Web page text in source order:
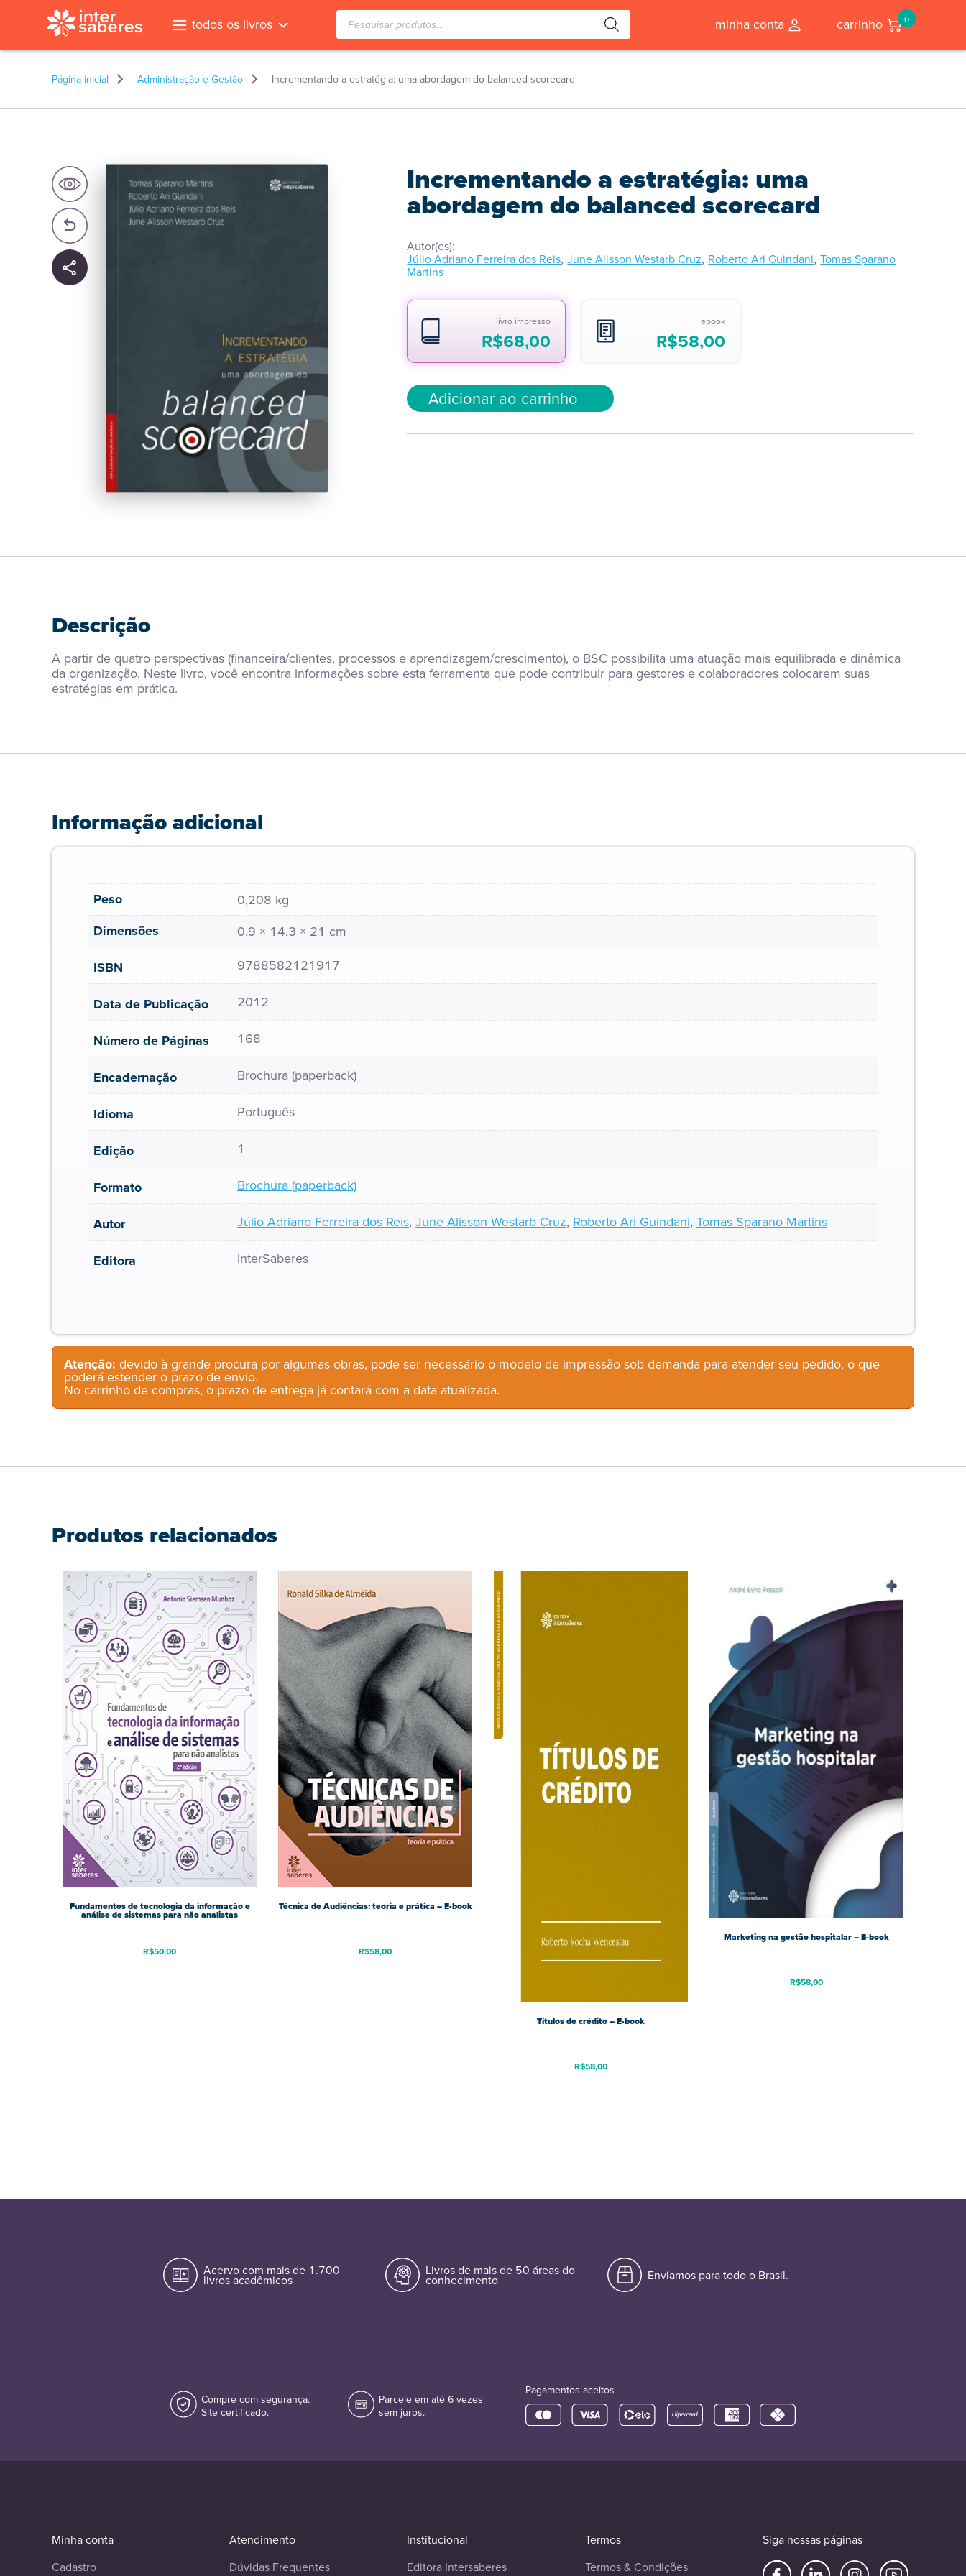
todos os livros
Pesquisar
produtos
minha conta carrinho 0
Página inicial Administração e Gestão Incrementando a estratégia: uma abordagem do balanced scorecard
Incrementando a estratégia: uma
abordagem do balanced scorecard
Autor(es):
Júlio Adriano Ferreira dos Reis,June Alisson Westarb Cruz, Roberto Ari Guindani,Tomas Sparano
Martins
livro impresso
R$68,00
ebook
R$58,00
Adicionar ao carrinho
Descrição
A partir de quatro perspectivas (financeira/clientes, processos e aprendizagem/crescimento), o BSC possibilita uma atuação mais equilibrada e dinâmica
da organização. Neste livro, você encontra informações sobre esta ferramenta que pode contribuir para gestores e colaboradores colocarem suas
estratégias em prática.
Informação adicional
Peso 0,208 kg
Dimensões 0,9 × 14,3 × 21 cm
ISBN 9788582121917
Data de Publicação 2012
Número de Páginas 168
Encadernação Brochura (paperback)
Idioma Português
Edição 1
Formato Brochura (paperback)
Autor Júlio Adriano Ferreira dos Reis, June Alisson Westarb Cruz, Roberto Ari Guindani, Tomas Sparano Martins
Editora InterSaberes
Atenção: devido à grande procura por algumas obras, pode ser necessário o modelo de impressão sob demanda para atender seu pedido, o que
poderá estender o prazo de envio.
No carrinho de compras, o prazo de entrega já contará com a data atualizada.
Produtos relacionados
Fundamentos de tecnologia da informação e
análise de sistemas para não analistas
R$50,00
Técnica de Audiências: teoria e prática – E-book
R$58,00
Títulos de crédito – E-book
R$58,00
Marketing na gestão hospitalar – E-book
R$58,00
Acervo com mais de 1.700
livros acadêmicos
Livros de mais de 50 áreas do
conhecimento Enviamos para todo o Brasil.
Compre com segurança.
Site certificado.
Parcele em até 6 vezes
sem juros.
Pagamentos aceitos
Minha conta
Cadastro
Atendimento
Dúvidas Frequentes
Institucional
Editora Intersaberes
Termos
Termos & Condições
Siga nossas páginas